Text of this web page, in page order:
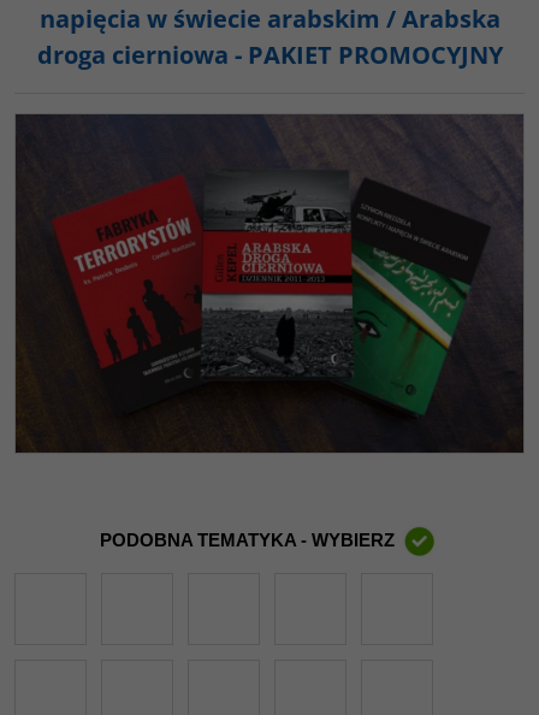
napięcia w świecie arabskim / Arabska
droga cierniowa - PAKIET PROMOCYJNY
PODOBNA TEMATYKA - WYBIERZ